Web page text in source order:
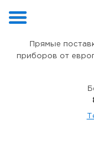
Прямые
приборов от